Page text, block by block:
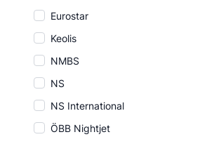
Eurostar
Keolis
NMBS
NS
NS International
ÖBB Nightjet